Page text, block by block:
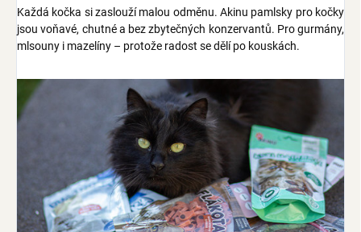
Každá kočka si zaslouží malou odměnu. Akinu pamlsky pro kočky
jsou voňavé, chutné a bez zbytečných konzervantů. Pro gurmány,
mlsouny i mazelíny – protože radost se dělí po kouskách.